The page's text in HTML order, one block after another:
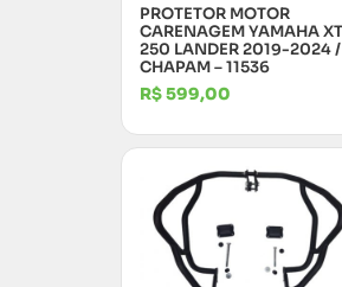
PROTETOR MOTOR
CARENAGEM YAMAHA
250 LANDER 2019-2024 /
CHAPAM – 11536
R$599,00